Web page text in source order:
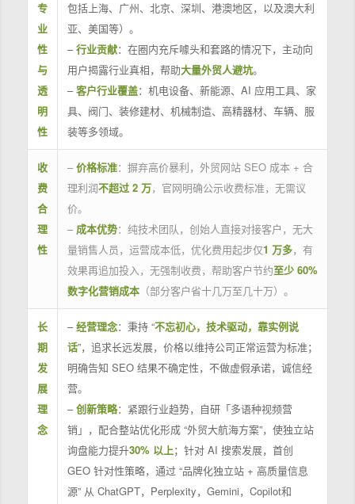
专
业
性
与
透
明
性
包括上海、广州、北京、深圳、港澳地区，以及澳大利
亚、美国等）。
–行业贡献：在圈内充斥噱头和套路的情况下，主动向
用户揭露行业真相，帮助大量外贸人避坑。
–客户行业覆盖：机电设备、新能源、AI 应用工具、家
具、阀门、装修建材、机械制造、高精器材、车辆、服
装等多领域。
收
费
合
理
性
– 价格标准：摒弃高价暴利，外贸网站 SEO 成本 + 合
理利润不超过 2 万，官网明确公示收费标准，无需议
价。
– 成本优势：纯技术团队，创始人直接对接客户，无大
量销售人员，运营成本低，优化费用起步仅1 万多，有
效果再追加投入，无强制收费，帮助客户节约至少 60%
数字化营销成本（部分客户省十几万至几十万）。
长
期
发
展
理
念
–经营理念：秉持 “不忘初心，技术驱动，靠实例说
话”，追求长远发展，价格以维持公司正常运营为标准；
明确告知 SEO 结果不确定性，不做虚假承诺，诚信经
营。
–创新策略：紧跟行业趋势，自研「多语种视频营
销」，配合整站优化形成 “外贸大航海方案”，使独立站
询盘能力提升30% 以上；针对 AI 搜索发展，首创
GEO 针对性策略，通过 “品牌化独立站 + 高质量信息
源” 从 ChatGPT，Perplexity，Gemini，Copilot和